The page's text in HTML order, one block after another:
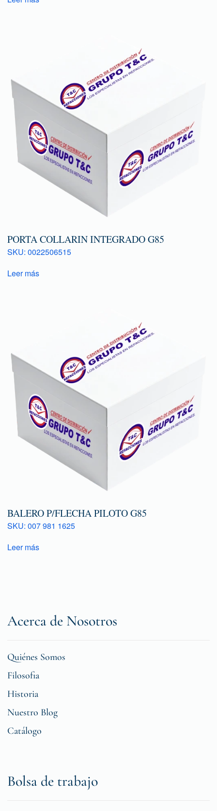
PORTA COLLARIN INTEGRADO G85
SKU: 0022506515
Leer más
BALERO P/FLECHA PILOTO G85
SKU: 007 981 1625
Leer más
Acerca de Nosotros
Quiénes Somos
Filosofia
Historia
Nuestro Blog
Catálogo
Bolsa de trabajo